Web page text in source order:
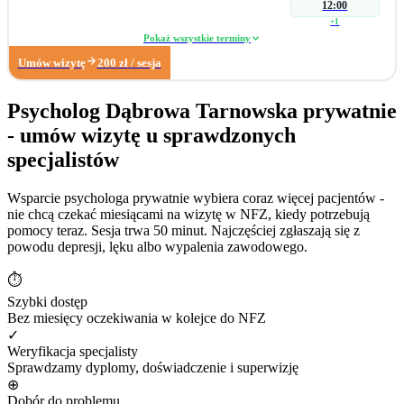
psychogennych. W zakresie wsparcia seksuologicznego pomagam parom i
osobom indywidualnym podczas konfliktów wpływających na ich seksualność.
Pracuję również z: • zaburzeniami libido (hiperlibidemia, hipolibidemia), •
od pornografii oraz masturbacji, • wpływem substancji psychoaktywnych na
seksualność. Poza obszarem seksuologicznym wspieram osoby z trudnościami
w radzeniu sobie z: • zarządzaniem trudnymi emocjami, • relacjami
społecznymi, • sytuacjami kryzysowymi i stresem adaptacyjnym, • obniżonym
nastrojem i lękiem. Dzięki wieloletniemu doświadczeniu w biznesie zapraszam
również na konsultacje dotyczące: • wypalenia zawodowego, • kryzysu
związanego z długotrwałym poszukiwaniem pracy, • stresu związanego ze
krótkoterminowa, której efektem było dokonanie coming outu w rodzinie, •
diagnoza wytrysku wstecznego, • diagnoza pochwicy.
12:00
+1
Pokaż wszystkie terminy
Umów wizytę 200 zł / sesja
Psycholog Dąbrowa Tarnowska prywatnie
- umów wizytę u sprawdzonych
specjalistów
Wsparcie psychologa prywatnie wybiera coraz więcej pacjentów -
nie chcą czekać miesiącami na wizytę w NFZ, kiedy potrzebują
pomocy teraz. Sesja trwa 50 minut. Najczęściej zgłaszają się z
powodu depresji, lęku albo wypalenia zawodowego.
⏱
Szybki dostęp
Bez miesięcy oczekiwania w kolejce do NFZ
✓
Weryfikacja specjalisty
Sprawdzamy dyplomy, doświadczenie i superwizję
⊕
Dobór do problemu